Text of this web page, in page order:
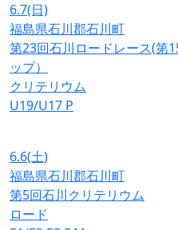
6.7(日)
福島県石川郡石川町
第23回石川ロードレース(第
ップ）
クリテリウム
U19/U17 P
6.6(土)
福島県石川郡石川町
第5回石川クリテリウム
ロード